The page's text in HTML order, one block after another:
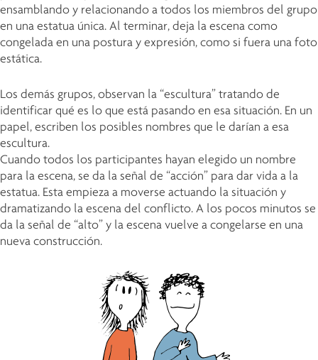
ensamblando y relacionando a todos los miembros del grupo
en una estatua única. Al terminar, deja la escena como
congelada en una postura y expresión, como si fuera una foto
estática.
Los demás grupos, observan la “escultura” tratando de
identificar qué es lo que está pasando en esa situación. En un
papel, escriben los posibles nombres que le darían a esa
escultura.
Cuando todos los participantes hayan elegido un nombre
para la escena, se da la señal de “acción” para dar vida a la
estatua. Esta empieza a moverse actuando la situación y
dramatizando la escena del conflicto. A los pocos minutos se
da la señal de “alto” y la escena vuelve a congelarse en una
nueva construcción.